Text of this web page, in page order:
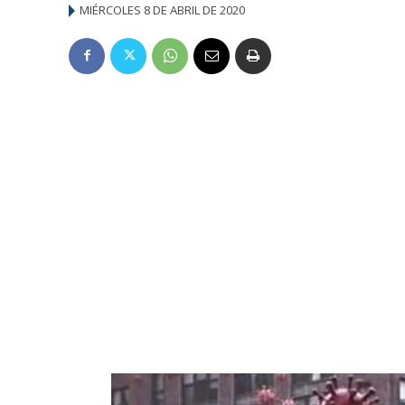
MIÉRCOLES 8 DE ABRIL DE 2020